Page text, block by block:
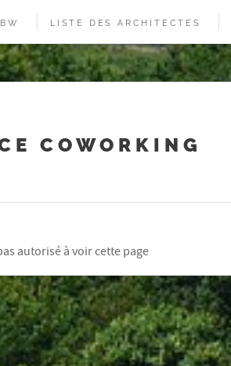
LISTE DES ARCHITECTES
COWORKING
autorisé à voir cette page